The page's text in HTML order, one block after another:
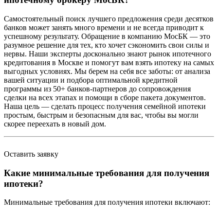
Самостоятельный поиск лучшего предложения среди десятков
банков может занять много времени и не всегда приводит к
успешному результату. Обращение в компанию МосБК — это
разумное решение для тех, кто хочет сэкономить свои силы и
нервы. Наши эксперты досконально знают рынок ипотечного
кредитования в Москве и помогут вам взять ипотеку на самых
выгодных условиях. Мы берем на себя все заботы: от анализа
вашей ситуации и подбора оптимальной кредитной
программы из 50+ банков-партнеров до сопровождения
сделки на всех этапах и помощи в сборе пакета документов.
Наша цель — сделать процесс получения семейной ипотеки
простым, быстрым и безопасным для вас, чтобы вы могли
скорее переехать в новый дом.
Оставить заявку
Какие минимальные требования для получения
ипотеки?
Минимальные требования для получения ипотеки включают: